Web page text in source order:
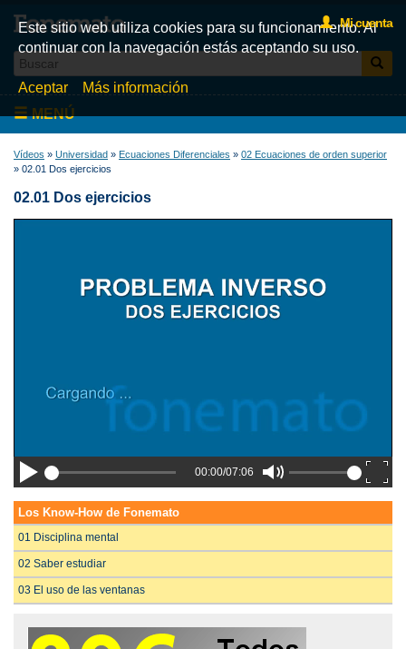
Mi cuenta
Inicio
MENÚ
Vídeos » Universidad » Ecuaciones Diferenciales » 02 Ecuaciones de orden superior
» 02.01 Dos ejercicios
02.01 Dos ejercicios
00:00/07:06
Los Know-How de Fonemato
01 Disciplina mental
02 Saber estudiar
03 El uso de las ventanas
Este sitio web utiliza cookies para su funcionamiento. Al
continuar con la navegación estás aceptando su uso.
Aceptar Más información